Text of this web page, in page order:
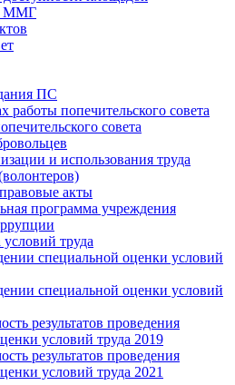
ММГ
ПС
работы попечительского совета
совета
и использования труда
акты
программа учреждения
труда
специальной оценки условий
специальной оценки условий
результатов проведения
условий труда 2019
результатов проведения
условий труда 2021